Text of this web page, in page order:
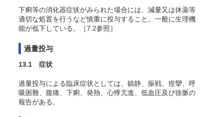
下痢等の消化器症状がみられた場合には、減量又は休薬等
適切な処置を行うなど慎重に投与すること。一般に生理機
能が低下している。［7.2参照］
過量投与
13.1 症状
過量投与による臨床症状としては、鎮静、振戦、痙攣、呼
吸困難、腹痛、下痢、発熱、心悸亢進、低血圧及び徐脈の
報告がある。